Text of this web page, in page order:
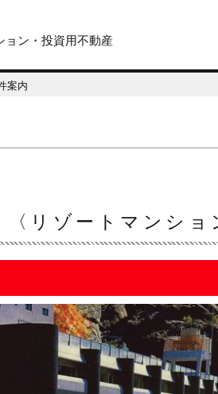
ョン・投資用不動産
案内
〈リゾートマンシ